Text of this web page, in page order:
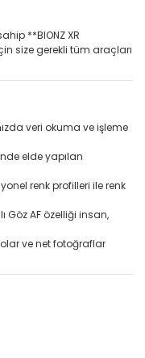
**BIONZ XR
size gerekli tüm araçları
veri okuma ve işleme
elde yapılan
renk profilleri ile renk
Göz AF özelliği insan,
ve net fotoğraflar